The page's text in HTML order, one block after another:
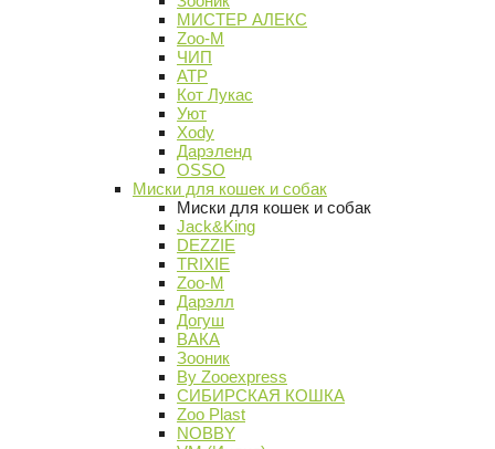
МИСТЕР АЛЕКС
Zoo-M
ЧИП
АТР
Кот Лукас
Уют
Xody
Дарэленд
OSSO
Миски для кошек и собак
Миски для кошек и собак
Jack&King
DEZZIE
TRIXIE
Zoo-M
Дарэлл
Догуш
ВАКА
Зооник
By Zooexpress
СИБИРСКАЯ КОШКА
Zoo Plast
NOBBY